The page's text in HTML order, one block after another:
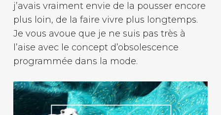
j’avais vraiment envie de la pousser encore
plus loin, de la faire vivre plus longtemps.
Je vous avoue que je ne suis pas très à
l’aise avec le concept d’obsolescence
programmée dans la mode.